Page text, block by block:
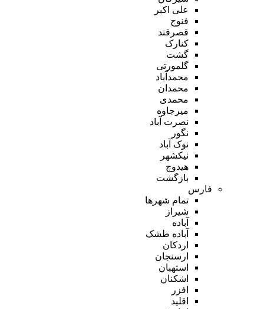
علی اکبر
فنوج
قصرقند
کنارک
گشت
گلمورتی
محمدآباد
محمدان
محمدی
میرجاوه
نصرت آباد
نگور
نوک آباد
نیکشهر
هیدوچ
بازگشت
فارس
تمام شهر‌ها
شیراز
آباده
آباده طشک
اردکان
ارسنجان
استهبان
اشکنان
افزر
اقلید